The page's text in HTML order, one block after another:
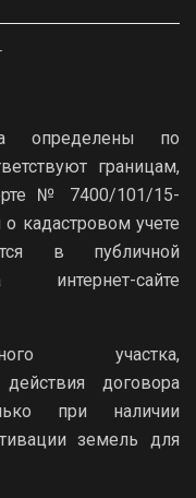
определены по
границам,
№ 7400/101/15-
кадастровом учете
в публичной
сайте
участка,
договора
при наличии
земель для